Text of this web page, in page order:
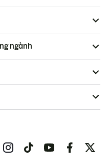
ngành